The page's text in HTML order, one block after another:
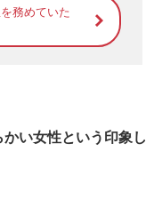
務めていた
かい女性という印象し